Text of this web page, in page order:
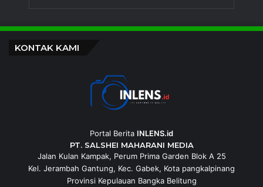
KONTAK KAMI
Portal Berita INLENS.id
PT. SALSHEI MAHARANI MEDIA
Jalan Kulan Kampak, Perum Prima Garden Blok A 25
Kel. Jerambah Gantung, Kec. Gabek, Kota pangkalpinang
Provinsi Kepulauan Bangka Belitung